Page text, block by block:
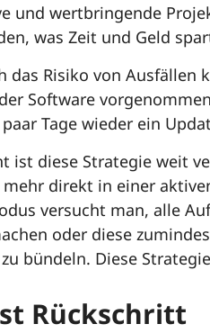
und wertbringende
was Zeit und Geld
das Risiko von Ausfällen
Software
Tage wieder ein
ist diese Strategie weit
direkt in einer
versucht man, alle
oder diese
bündeln. Diese
Rückschritt